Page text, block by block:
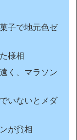
子で地元色ゼ
様相
く、マラソン
いないとメダ
が貧相